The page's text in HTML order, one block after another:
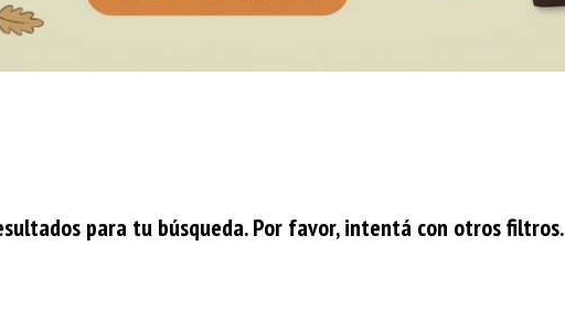
para tu búsqueda. Por favor, intentá con otros filtros.